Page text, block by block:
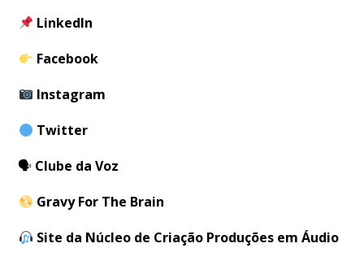
LinkedIn
Facebook
Instagram
Twitter
🗣 Clube da Voz
Gravy For The Brain
Site da Núcleo de Criação Produções em Áudio